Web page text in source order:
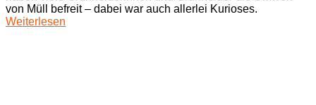
von Müll befreit – dabei war auch allerlei Kurioses.
Weiterlesen